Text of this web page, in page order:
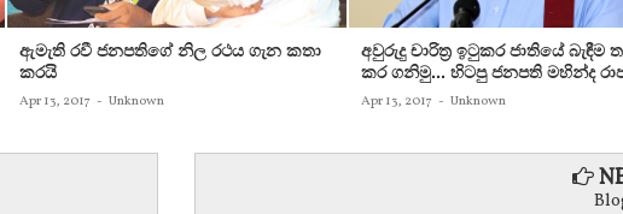
ඇමැති රවී ජනපතිගේ නිල රථය ගැන කතා
කරයි
Apr 13, 2017 - Unknown
අවුරුදු චාරිත්‍ර ඉටුකර ජාතියේ බැඳීම
කර ගනිමු... හිටපු ජනපති මහින්ද
Apr 13, 2017 - Unknown